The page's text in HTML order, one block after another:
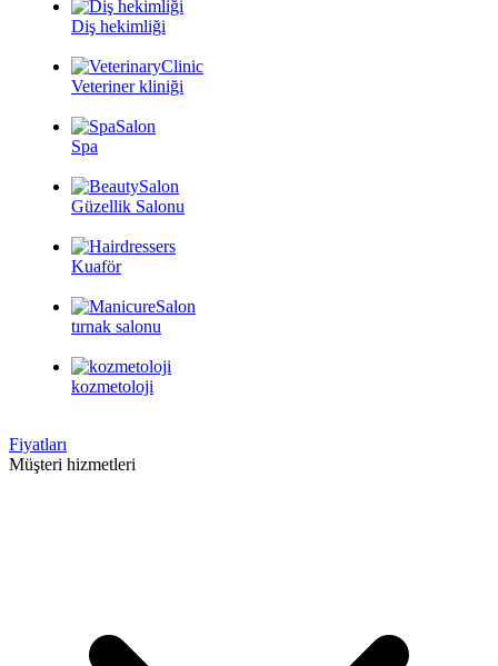
Diş hekimliği
Veteriner kliniği
Spa
Güzellik Salonu
Kuaför
tırnak salonu
kozmetoloji
Fiyatları
Müşteri hizmetleri